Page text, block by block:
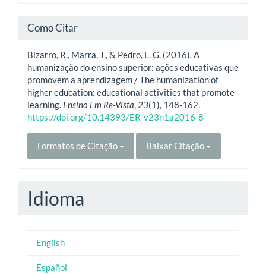
Como Citar
Bizarro, R., Marra, J., & Pedro, L. G. (2016). A
humanização do ensino superior: ações educativas que
promovem a aprendizagem / The humanization of
higher education: educational activities that promote
learning. Ensino Em Re-Vista 23(1), 148-162.
https://doi.org/10.14393/ER-v23n1a2016-8
Formatos de Citação Baixar Citação
Idioma
English
Español